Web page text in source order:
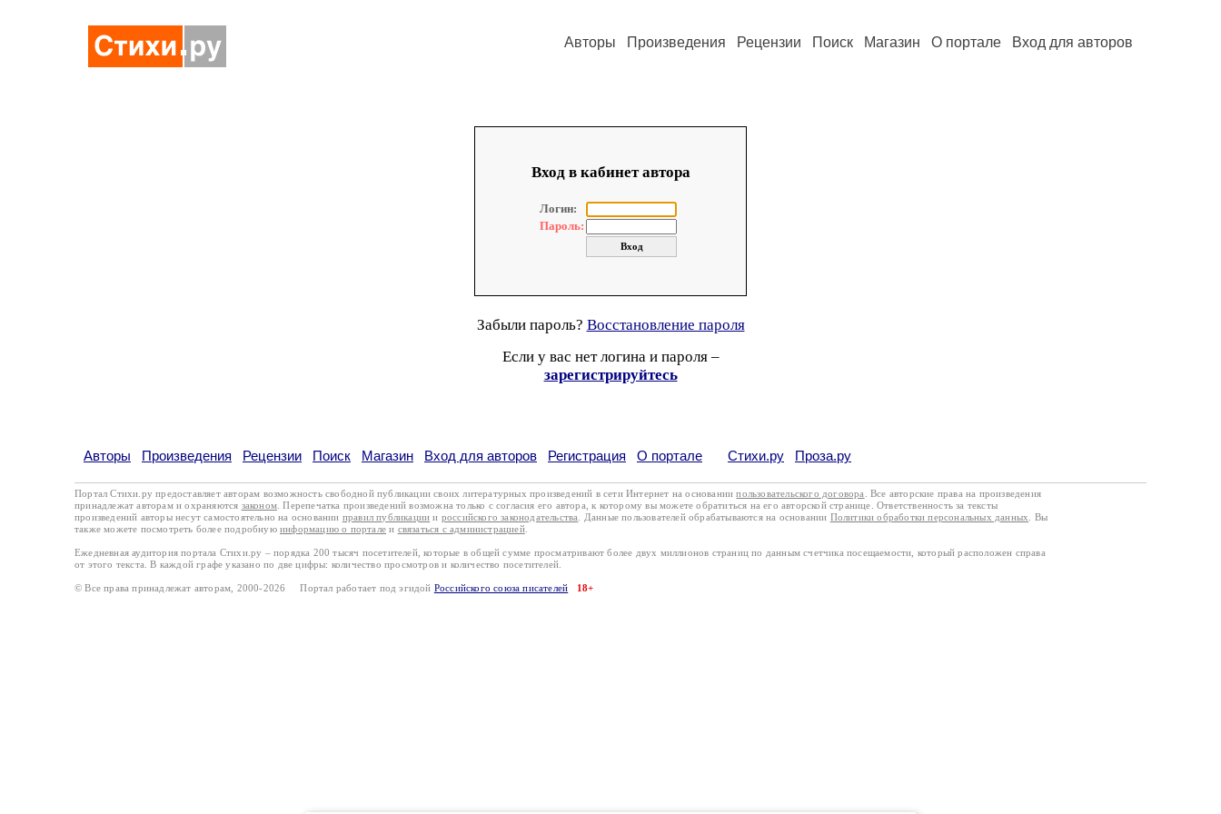
Авторы Произведения Рецензии Поиск Магазин О портале Вход для авторов
Вход в кабинет автора
Логин:
Пароль:
Забыли пароль? Восстановление пароля
Если у вас нет логина и пароля –
зарегистрируйтесь
Авторы Произведения Рецензии Поиск Магазин Вход для авторов Регистрация О портале Стихи.ру Проза.ру
Портал Стихи.ру предоставляет авторам возможность свободной публикации своих литературных произведений в сети Интернет на основаниипользовательского договора
. Все авторские права на произведения
принадлежат авторам и охраняются законом . Перепечатка произведений возможна только с согласия его автора, к которому вы можете обратиться на его авторской странице. Ответственность за тексты
произведений авторы несут самостоятельно на основании правил публикации и российского законодательства . Данные пользователей обрабатываются на основании Политики обработки персональных данных
. Вы
также можете посмотреть более подробную информацию о портале и связаться с администрацией.
Ежедневная аудитория портала Стихи.ру – порядка 200 тысяч посетителей, которые в общей сумме просматривают более двух миллионов страниц по данным счетчика посещаемости, который расположен справа
от этого текста. В каждой графе указано по две цифры: количество просмотров и количество посетителей.
© Все права принадлежат авторам, 2000-2026 Портал работает под эгидой Российского союза писателей 18+